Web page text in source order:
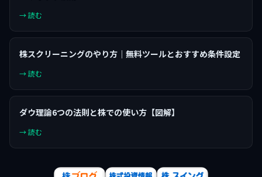
→ 読む
株スクリーニングのやり方｜無料ツールとおすすめ条件設定
→ 読む
ダウ理論6つの法則と株での使い方【図解】
→ 読む